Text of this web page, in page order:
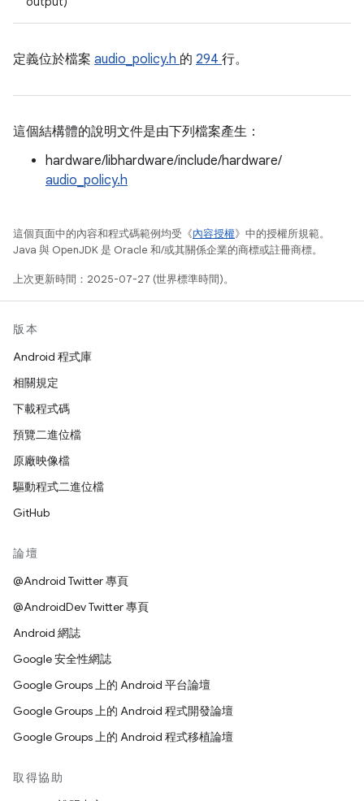
定義位於檔案 audio_policy.h 的 294 行。
這個結構體的說明文件是由下列檔案產生：
hardware/libhardware/include/hardware/
audio_policy.h
這個頁面中的內容和程式碼範例均受《內容授權》中的授權所規範。
Java 與 OpenJDK 是 Oracle 和/或其關係企業的商標或註冊商標。
上次更新時間：2025-07-27 (世界標準時間)。
版本
Android 程式庫
相關規定
下載程式碼
預覽二進位檔
原廠映像檔
驅動程式二進位檔
GitHub
論壇
@Android Twitter 專頁
@AndroidDev Twitter 專頁
Android 網誌
Google 安全性網誌
Google Groups 上的 Android 平台論壇
Google Groups 上的 Android 程式開發論壇
Google Groups 上的 Android 程式移植論壇
取得協助